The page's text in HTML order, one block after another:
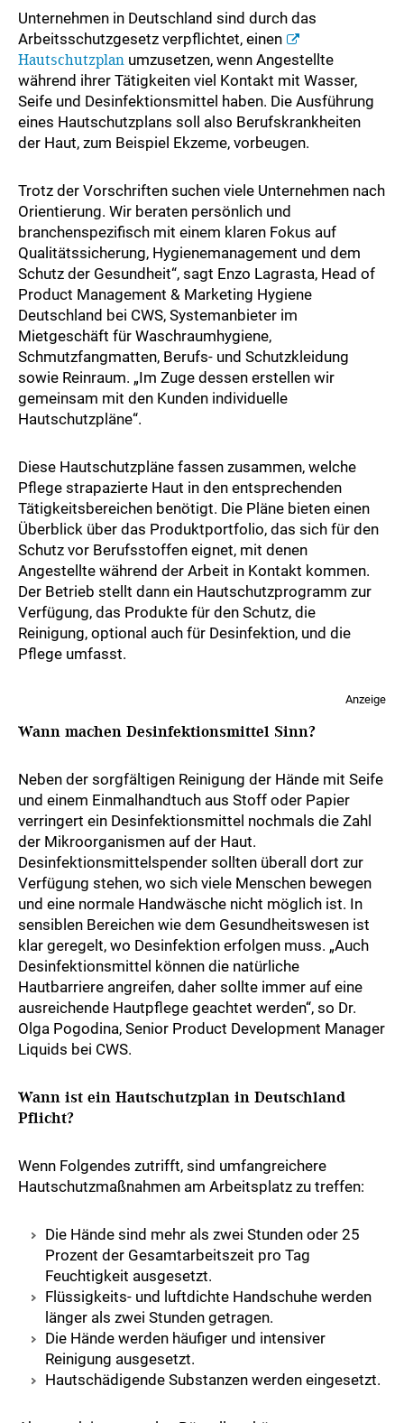
Unternehmen in Deutschland sind durch das
Arbeitsschutzgesetz verpflichtet, einen
Hautschutzplan umzusetzen, wenn Angestellte
während ihrer Tätigkeiten viel Kontakt mit Wasser,
Seife und Desinfektionsmittel haben. Die Ausführung
eines Hautschutzplans soll also Berufskrankheiten
der Haut, zum Beispiel Ekzeme, vorbeugen.
Trotz der Vorschriften suchen viele Unternehmen nach
Orientierung. Wir beraten persönlich und
branchenspezifisch mit einem klaren Fokus auf
Qualitätssicherung, Hygienemanagement und dem
Schutz der Gesundheit“, sagt Enzo Lagrasta, Head of
Product Management & Marketing Hygiene
Deutschland bei CWS, Systemanbieter im
Mietgeschäft für Waschraumhygiene,
Schmutzfangmatten, Berufs- und Schutzkleidung
sowie Reinraum. „Im Zuge dessen erstellen wir
gemeinsam mit den Kunden individuelle
Hautschutzpläne“.
Diese Hautschutzpläne fassen zusammen, welche
Pflege strapazierte Haut in den entsprechenden
Tätigkeitsbereichen benötigt. Die Pläne bieten einen
Überblick über das Produktportfolio, das sich für den
Schutz vor Berufsstoffen eignet, mit denen
Angestellte während der Arbeit in Kontakt kommen.
Der Betrieb stellt dann ein Hautschutzprogramm zur
Verfügung, das Produkte für den Schutz, die
Reinigung, optional auch für Desinfektion, und die
Pflege umfasst.
Anzeige
Wann machen Desinfektionsmittel Sinn?
Neben der sorgfältigen Reinigung der Hände mit Seife
und einem Einmalhandtuch aus Stoff oder Papier
verringert ein Desinfektionsmittel nochmals die Zahl
der Mikroorganismen auf der Haut.
Desinfektionsmittelspender sollten überall dort zur
Verfügung stehen, wo sich viele Menschen bewegen
und eine normale Handwäsche nicht möglich ist. In
sensiblen Bereichen wie dem Gesundheitswesen ist
klar geregelt, wo Desinfektion erfolgen muss. „Auch
Desinfektionsmittel können die natürliche
Hautbarriere angreifen, daher sollte immer auf eine
ausreichende Hautpflege geachtet werden“, so Dr.
Olga Pogodina, Senior Product Development Manager
Liquids bei CWS.
Wann ist ein Hautschutzplan in Deutschland
Pflicht?
Wenn Folgendes zutrifft, sind umfangreichere
Hautschutzmaßnahmen am Arbeitsplatz zu treffen:
Die Hände sind mehr als zwei Stunden oder 25
Prozent der Gesamtarbeitszeit pro Tag
Feuchtigkeit ausgesetzt.
Flüssigkeits- und luftdichte Handschuhe werden
länger als zwei Stunden getragen.
Die Hände werden häufiger und intensiver
Reinigung ausgesetzt.
Hautschädigende Substanzen werden eingesetzt.